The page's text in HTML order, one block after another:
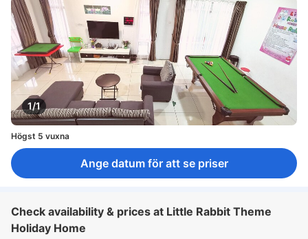
1/1
Högst 5 vuxna
Ange datum för att se priser
Check availability & prices at Little Rabbit Theme
Holiday Home